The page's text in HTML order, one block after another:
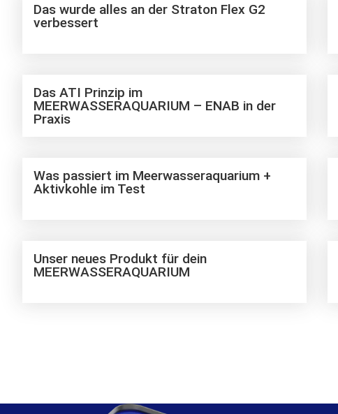
Das wurde alles an der Straton Flex G2
verbessert
Das ATI Prinzip im
MEERWASSERAQUARIUM – ENAB in der
Praxis
Was passiert im Meerwasseraquarium +
Aktivkohle im Test
Unser neues Produkt für dein
MEERWASSERAQUARIUM